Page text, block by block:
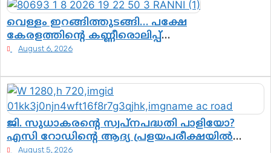
വെള്ളം ഇറങ്ങിത്തുടങ്ങി… പക്ഷേ
കേരളത്തിന്റെ കണ്ണീരൊലിപ്പ്
എന്നവസാനിക്കും?
August 6, 2026
ജി. സുധാകരന്റെ സ്വപ്നപദ്ധതി പാളിയോ?
എസി റോഡിന്റെ ആദ്യ പ്രളയപരീക്ഷയിൽ
August 5, 2026